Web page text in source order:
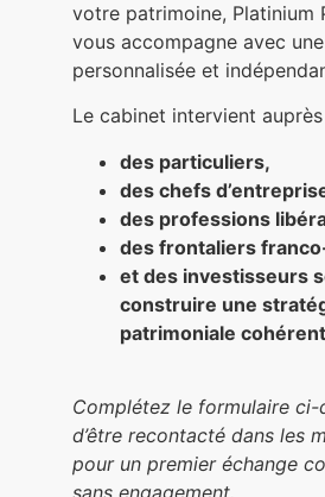
votre patrimoine, Platinium
vous accompagne avec
personnalisée et
Le cabinet intervient auprès
des particuliers,
des chefs
des professions
des frontaliers
et des investisseurs
construire une
patrimoniale
Complétez le formulaire ci-
d’être recontacté dans les
pour un premier échange